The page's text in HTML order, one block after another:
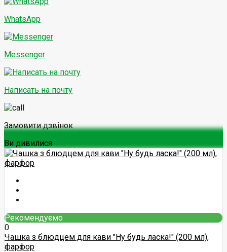
WhatsApp
Messenger
Написать на почту
Замовити дзвінок
Ви дивилися
Рекомендуємо
0
Чашка з блюдцем для кави "Ну будь ласка!" (200 мл),
фарфор